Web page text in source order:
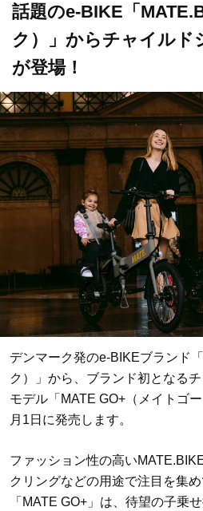
ス学」
話題のe-BIKE「
ク）」からチャイルド
が登場！
デンマーク発のe-BIKEブランド
ク）」から、ブランド初となる
モデル「MATE GO+（メイトゴ
月1日に発売します。
ファッション性の高い
クリングなどの用途で注目を集
「MATE GO+」は、待望の子乗